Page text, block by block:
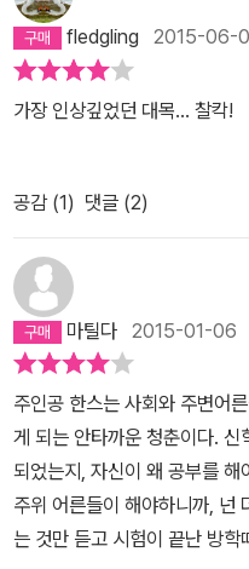
부모가 부유하지 않으면 단 하
'바로 주(州) 시험에 합격해서
에 들어간 다음 교사나 목사가
쟁이 치열한 주 시험을 통과해
열심히 공부합니다. 그래서 라
도, 기분전환을 위한 취미도 없
만 있다면 정말 좋은 일이니
보다 훨씬 귀중한 시간을 맛보
넘치는 꿈같은 묘한 시간이었
것을 다 뛰어넘어 더 높은 존
다행히 한스는 주 시험에도 2
있게 되었는데도 더 잘하고 싶
전 방학 동안에도 쉬지 않고 선
교에 입학한 뒤에도 1등을 놓
평판도 얻게 됩니다. 신학교에
fledgling 2015-06-
가장 인상깊었던 대목... 찰칵!
공감 (1) 댓글 (2)
마틸다 2015-01-06
주인공 한스는 사회와 주변어
게 되는 안타까운 청춘이다.
되었는지, 자신이 왜 공부를 해
주위 어른들이 해야하니까, 넌
는 것만 듣고 시험이 끝난 방학